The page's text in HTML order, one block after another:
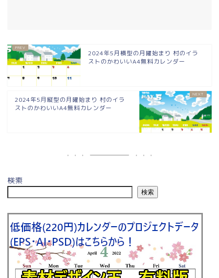
2024年5月横型の月曜始まり 村のイラ
ストのかわいいA4無料カレンダー
2024年5月縦型の月曜始まり 村のイラ
ストのかわいいA4無料カレンダー
検索
検索